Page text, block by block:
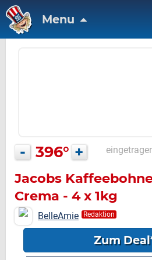
Menu
- 396° +
Jacobs
Crema - 4 x 1kg
BelleAmie Redaktion
Zum